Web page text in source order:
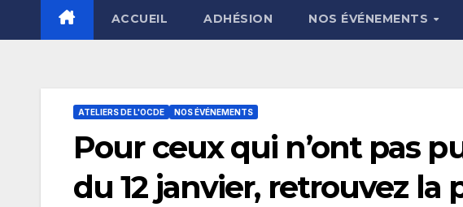
ACCUEIL ADHÉSION NOS ÉVÉNEMENTS
ATELIERS DE L'OCDE NOS ÉVÉNEMENTS
Pour ceux qui n’ont pas
du 12 janvier, retrouvez la